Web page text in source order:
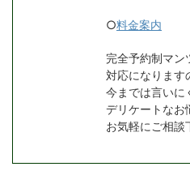
○料金案内
完全予約制マン
対応になります
今までは言いに
デリケートなお
お気軽にご相談